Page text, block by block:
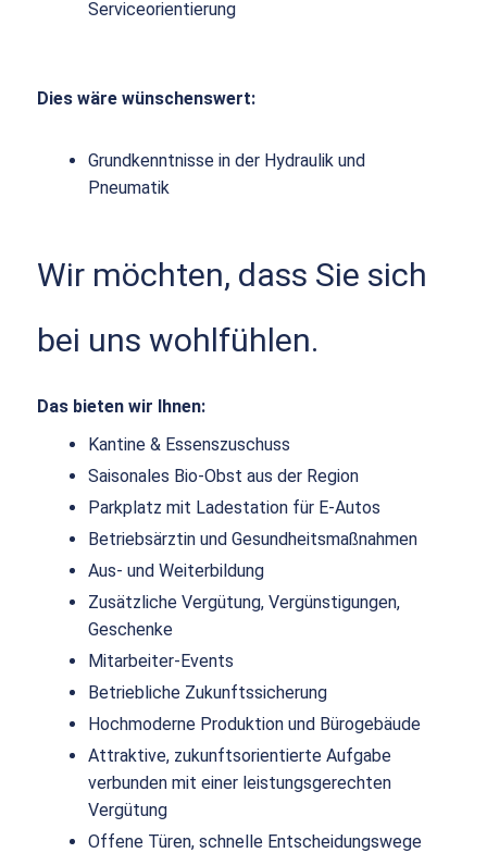
Serviceorientierung
Dies wäre wünschenswert:
Grundkenntnisse in der Hydraulik und
Pneumatik
Wir möchten, dass Sie sich
bei uns wohlfühlen.
Das bieten wir Ihnen:
Kantine & Essenszuschuss
Saisonales Bio-Obst aus der Region
Parkplatz mit Ladestation für E-Autos
Betriebsärztin und Gesundheitsmaßnahmen
Aus- und Weiterbildung
Zusätzliche Vergütung, Vergünstigungen,
Geschenke
Mitarbeiter-Events
Betriebliche Zukunftssicherung
Hochmoderne Produktion und Bürogebäude
Attraktive, zukunftsorientierte Aufgabe
verbunden mit einer leistungsgerechten
Vergütung
Offene Türen, schnelle Entscheidungswege